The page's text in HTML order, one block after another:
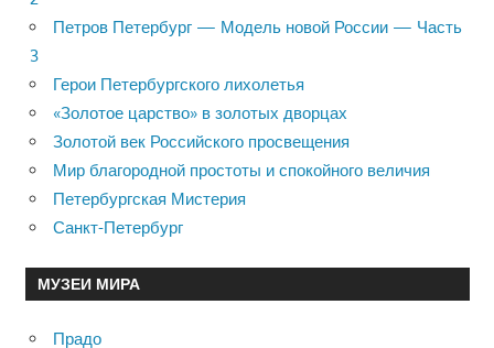
Петров Петербург — Модель новой России — Часть
3
Герои Петербургского лихолетья
«Золотое царство» в золотых дворцах
Золотой век Российского просвещения
Мир благородной простоты и спокойного величия
Петербургская Мистерия
Санкт-Петербург
МУЗЕИ МИРА
Прадо